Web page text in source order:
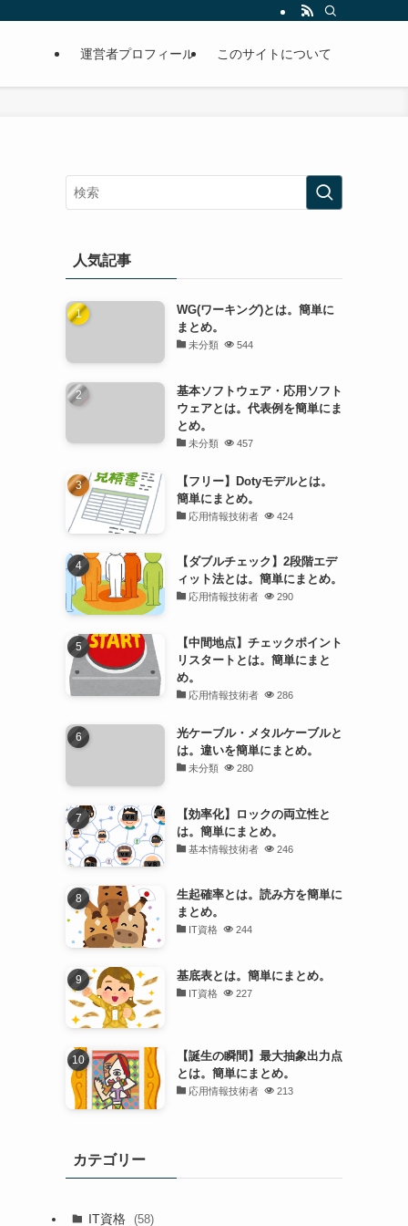
運営者プロフィール このサイトについて
人気記事
WG(ワーキング)とは。簡単に
まとめ。
未分類 544
基本ソフトウェア・応用ソフト
ウェアとは。代表例を簡単にま
とめ。
未分類 457
【フリー】Dotyモデルとは。
簡単にまとめ。
応用情報技術者 424
【ダブルチェック】2段階エデ
ィット法とは。簡単にまとめ。
応用情報技術者 290
【中間地点】チェックポイント
リスタートとは。簡単にまと
め。
応用情報技術者 286
光ケーブル・メタルケーブルと
は。違いを簡単にまとめ。
未分類 280
【効率化】ロックの両立性と
は。簡単にまとめ。
基本情報技術者 246
生起確率とは。読み方を簡単に
まとめ。
IT資格 244
基底表とは。簡単にまとめ。
IT資格 227
【誕生の瞬間】最大抽象出力点
とは。簡単にまとめ。
応用情報技術者 213
カテゴリー
IT資格 (58)